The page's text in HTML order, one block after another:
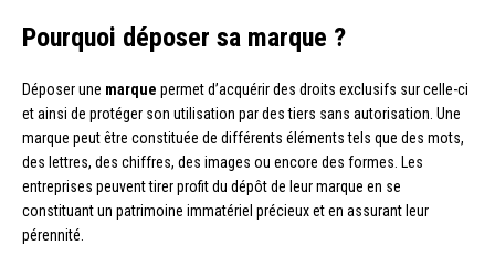
Pourquoi déposer sa marque ?
Déposer une marque permet d’acquérir des droits exclusifs sur celle-ci
et ainsi de protéger son utilisation par des tiers sans autorisation. Une
marque peut être constituée de différents éléments tels que des mots,
des lettres, des chiffres, des images ou encore des formes. Les
entreprises peuvent tirer profit du dépôt de leur marque en se
constituant un patrimoine immatériel précieux et en assurant leur
pérennité.